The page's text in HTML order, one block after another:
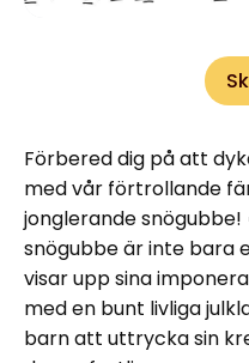
Förbered dig på att
med vår förtrollande
jonglerande snögubbe!
snögubbe är inte bara
visar upp sina
med en bunt livliga
barn att uttrycka sin